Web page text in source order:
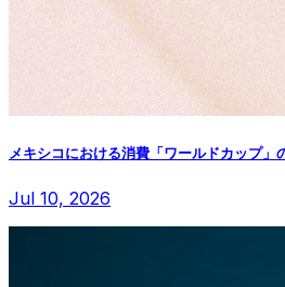
メキシコにおける消費「ワールドカップ」
Jul 10, 2026